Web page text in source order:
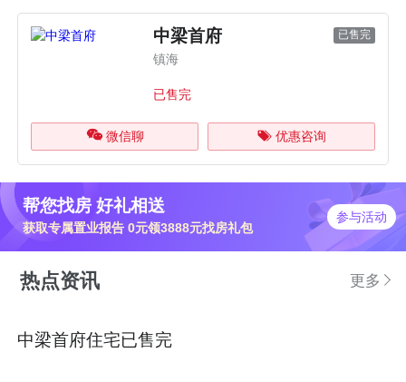
中梁首府 已售完
镇海
已售完
微信聊 优惠咨询
帮您找房 好礼相送
获取专属置业报告 0元领3888元找房礼包
参与活动
热点资讯 更多
中梁首府住宅已售完